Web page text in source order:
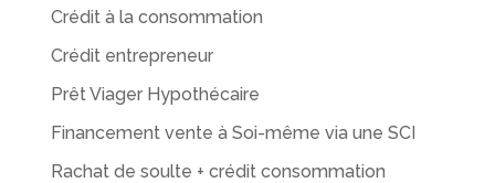
Crédit à la consommation
Crédit entrepreneur
Prêt Viager Hypothécaire
Financement vente à Soi-même via une SCI
Rachat de soulte + crédit consommation